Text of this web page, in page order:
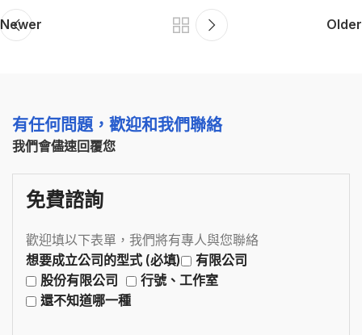
Newer Older
有任何問題，歡迎和我們聯絡
我們會儘速回覆您
免費諮詢
歡迎填以下表單，我們將有專人與您聯絡
想要成立公司的型式 (必填)
有限公司
股份有限公司
行號、工作室
還不知道哪一種